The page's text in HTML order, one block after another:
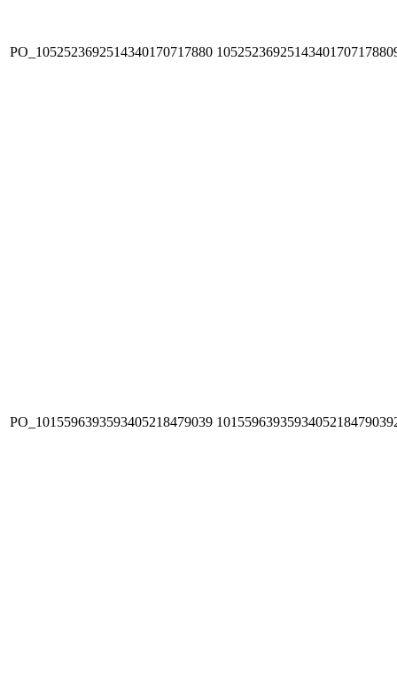
PO_1052523692514340170717880
PO_1015596393593405218479039